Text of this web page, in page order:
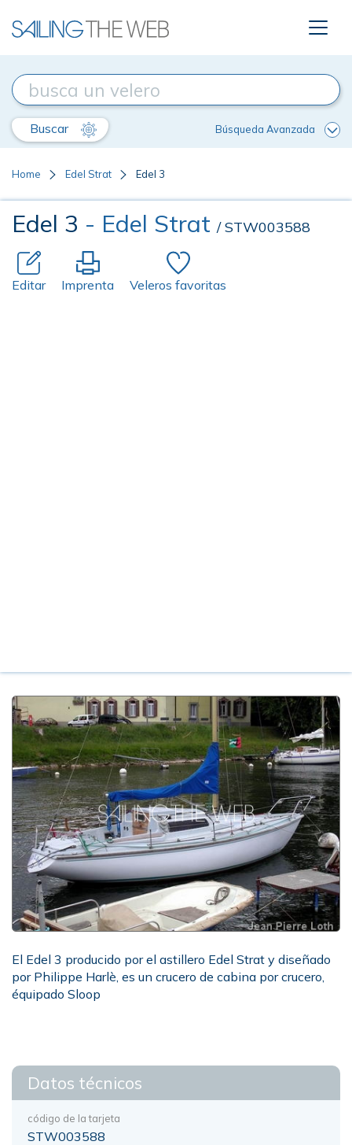
Buscar Búsqueda Avanzada
Home Edel Strat Edel 3
Edel 3 - Edel Strat / STW003588
Editar Imprenta Veleros favoritas
El Edel 3 producido por el astillero Edel Strat y diseñado
por Philippe Harlè, es un crucero de cabina por crucero,
équipado Sloop
Datos técnicos
código de la tarjeta
STW003588